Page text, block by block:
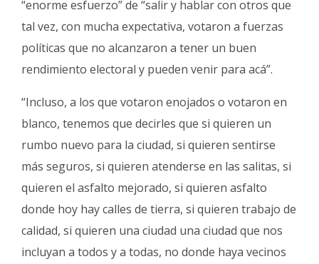
“enorme esfuerzo” de “salir y hablar con otros que
tal vez, con mucha expectativa, votaron a fuerzas
políticas que no alcanzaron a tener un buen
rendimiento electoral y pueden venir para acá”.
“Incluso, a los que votaron enojados o votaron en
blanco, tenemos que decirles que si quieren un
rumbo nuevo para la ciudad, si quieren sentirse
más seguros, si quieren atenderse en las salitas, si
quieren el asfalto mejorado, si quieren asfalto
donde hoy hay calles de tierra, si quieren trabajo de
calidad, si quieren una ciudad una ciudad que nos
incluyan a todos y a todas, no donde haya vecinos